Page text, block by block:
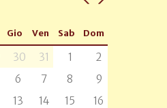
Gio Ven Sab Dom
30 31 1
2
6 7 8
9
13 14 15
16